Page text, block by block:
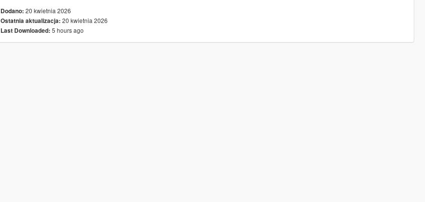
Dodano: 20 kwietnia 2026
Ostatnia aktualizacja: 20 kwietnia 2026
Last Downloaded: 5 hours ago